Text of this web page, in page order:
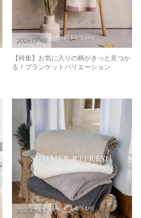
2026.07.03
【特集】お気に入りの柄がきっと見つか
る！ブランケットバリエーション
2026.06.12